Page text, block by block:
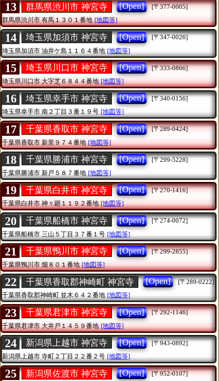
13 群馬県渋川市 神宮寺 [Open]
[〒377-0005]
群馬県渋川市有馬１３０１番地 [地図等]
14 埼玉県加須市 神宮寺 [Open]
[〒347-0026]
埼玉県加須市 油井ケ島１１６４番地 [地図等]
15 埼玉県川口市 神宮寺 [Open]
[〒333-0866]
埼玉県川口市大字芝６８４４番地 [地図等]
16 埼玉県幸手市 神宮寺 [Open]
[〒340-0156]
埼玉県幸手市南２丁目３番１９号 [地図等]
17 千葉県香取市 神宮寺 [Open]
[〒289-0424]
千葉県香取市新里９７４番地 [地図等]
18 千葉県勝浦市 神宮寺 [Open]
[〒299-5228]
千葉県勝浦市 新戸５８７番地 [地図等]
19 千葉県白井市 神宮寺 [Open]
[〒270-1416]
千葉県白井市神々廻１１９２番地 [地図等]
20 千葉県船橋市 神宮寺 [Open]
[〒274-0072]
千葉県船橋市 三山５丁目３７番１号 [地図等]
21 千葉県鴨川市 神宮寺 [Open]
[〒299-2855]
千葉県鴨川市畑８０１番地 [地図等]
22 千葉県香取郡神崎町 神宮寺 [Open]
[〒289-0222]
千葉県香取郡神崎町並木６４２番地 [地図等]
23 千葉県君津市 神宮寺 [Open]
[〒292-1146]
千葉県君津市大井戸１４５９番地 [地図等]
24 新潟県上越市 神宮寺 [Open]
[〒943-0892]
新潟県上越市 寺町２丁目２２番２号 [地図等]
25 新潟県佐渡市 神宮寺 [Open]
[〒952-0107]